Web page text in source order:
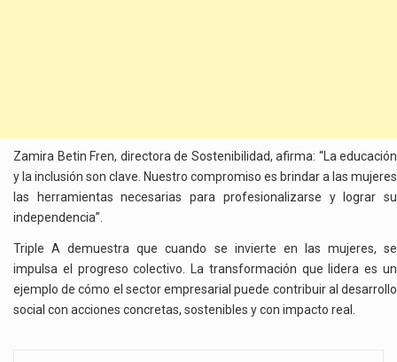
Zamira Betin Fren, directora de Sostenibilidad, afirma: “La educación
y la inclusión son clave. Nuestro compromiso es brindar a las mujeres
las herramientas necesarias para profesionalizarse y lograr su
independencia”.
Triple A demuestra que cuando se invierte en las mujeres, se
impulsa el progreso colectivo. La transformación que lidera es un
ejemplo de cómo el sector empresarial puede contribuir al desarrollo
social con acciones concretas, sostenibles y con impacto real.